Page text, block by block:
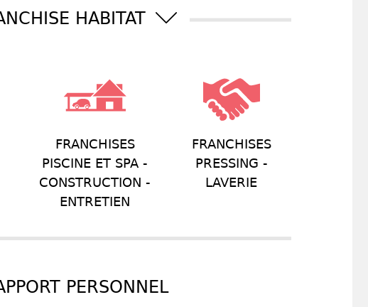
HABITAT
FRANCHISES
PISCINE ET SPA -
CONSTRUCTION -
ENTRETIEN
FRANCHISES
PRESSING -
LAVERIE
PERSONNEL